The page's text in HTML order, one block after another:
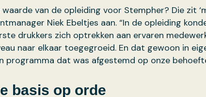
waarde van de opleiding voor Stempher? Die zit
Niek Ebeltjes aan. “In de opleiding
drukkers zich optrekken aan ervaren
naar elkaar toegegroeid. En dat gewoon in
programma dat was afgestemd op onze
basis op orde